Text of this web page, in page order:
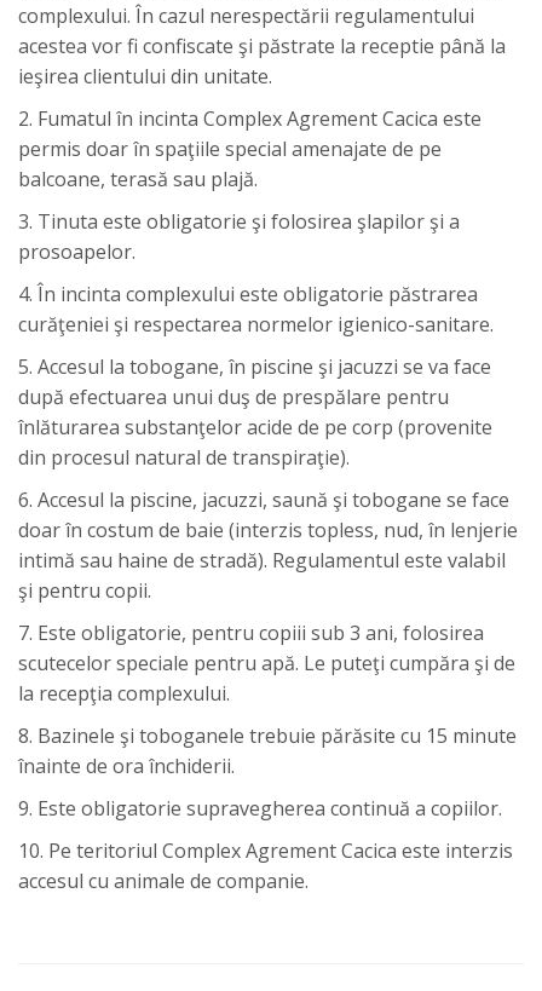
complexului. În cazul nerespectării regulamentului
acestea vor fi confiscate şi păstrate la receptie până la
ieşirea clientului din unitate.
2. Fumatul în incinta Complex Agrement Cacica este
permis doar în spaţiile special amenajate de pe
balcoane, terasă sau plajă.
3. Tinuta este obligatorie şi folosirea şlapilor şi a
prosoapelor.
4. În incinta complexului este obligatorie păstrarea
curăţeniei şi respectarea normelor igienico-sanitare.
5. Accesul la tobogane, în piscine şi jacuzzi se va face
după efectuarea unui duş de prespălare pentru
înlăturarea substanţelor acide de pe corp (provenite
din procesul natural de transpiraţie).
6. Accesul la piscine, jacuzzi, saună şi tobogane se face
doar în costum de baie (interzis topless, nud, în lenjerie
intimă sau haine de stradă). Regulamentul este valabil
şi pentru copii.
7. Este obligatorie, pentru copiii sub 3 ani, folosirea
scutecelor speciale pentru apă. Le puteţi cumpăra şi de
la recepţia complexului.
8. Bazinele şi toboganele trebuie părăsite cu 15 minute
înainte de ora închiderii.
9. Este obligatorie supravegherea continuă a copiilor.
10. Pe teritoriul Complex Agrement Cacica este interzis
accesul cu animale de companie.